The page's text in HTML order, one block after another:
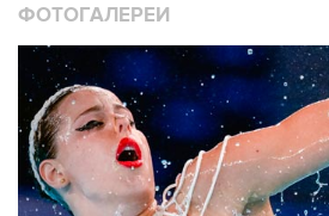
ФОТОГАЛЕРЕИ